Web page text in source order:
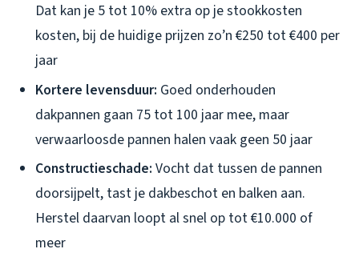
Dat kan je 5 tot 10% extra op je stookkosten
kosten, bij de huidige prijzen zo’n €250 tot €400 per
jaar
Kortere levensduur: Goed onderhouden
dakpannen gaan 75 tot 100 jaar mee, maar
verwaarloosde pannen halen vaak geen 50 jaar
Constructieschade: Vocht dat tussen de pannen
doorsijpelt, tast je dakbeschot en balken aan.
Herstel daarvan loopt al snel op tot €10.000 of
meer